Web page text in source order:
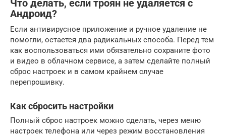
Что делать, если троян не удаляется с
Андроид?
Если антивирусное приложение и ручное удаление не
помогли, остается два радикальных способа. Перед тем
как воспользоваться ими обязательно сохраните фото
и видео в облачном сервисе, а затем сделайте полный
сброс настроек и в самом крайнем случае
перепрошивку.
Как сбросить настройки
Полный сброс настроек можно сделать, через меню
настроек телефона или через режим восстановления